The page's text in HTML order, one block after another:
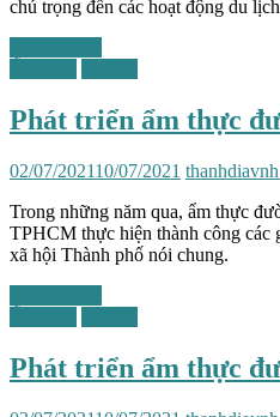
chú trọng đến các hoạt động du
Phát triển ẩm thực
02/07/202110/07/2021 thanhdiavnh
Trong những năm qua, ẩm thực
TPHCM thực hiện thành công các
xã hội Thành phố nói chung.
Phát triển ẩm thực